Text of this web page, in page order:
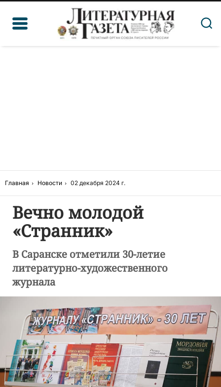
Главная Новости 02 декабря 2024 г.
Вечно молодой
«Странник»
В Саранске отметили 30-летие
литературно-художественного
журнала